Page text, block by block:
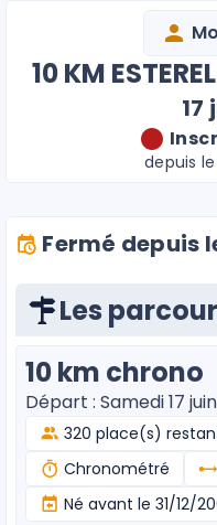
10 KM
17
depuis le
Fermé depuis
Les
10 km chrono
Départ : Samedi 17
320 place(s)
Chronométré
Né avant le 31/12/